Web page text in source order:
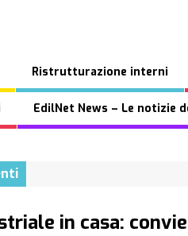
Ristrutturazione interni
EdilNet News – Le notizie
in casa: